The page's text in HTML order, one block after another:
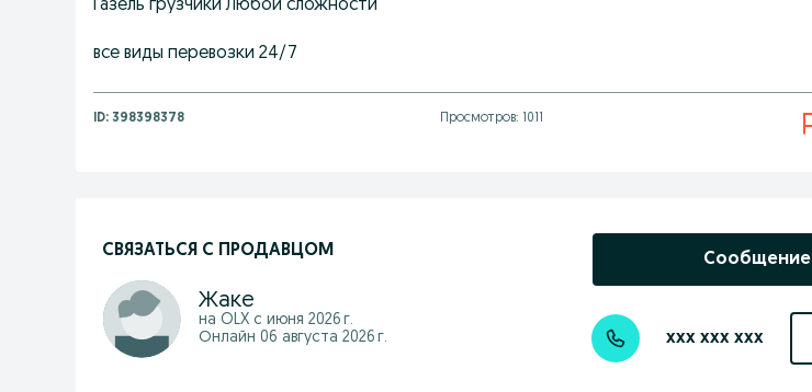
Газель грузчики Любой сложности
все виды перевозки 24/7
ID: 398398378 Просмотров: 1011
СВЯЗАТЬСЯ С ПРОДАВЦОМ
Жаке
на OLX с июня 2026 г.
Онлайн 06 августа 2026 г.
Сообщение
xxx xxx xxx